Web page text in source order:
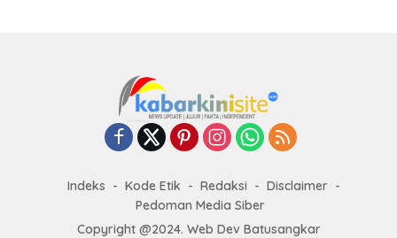
Indeks Kode Etik Redaksi
Disclaimer
Pedoman Media Siber
Copyright @2024. Web Dev Batusangkar